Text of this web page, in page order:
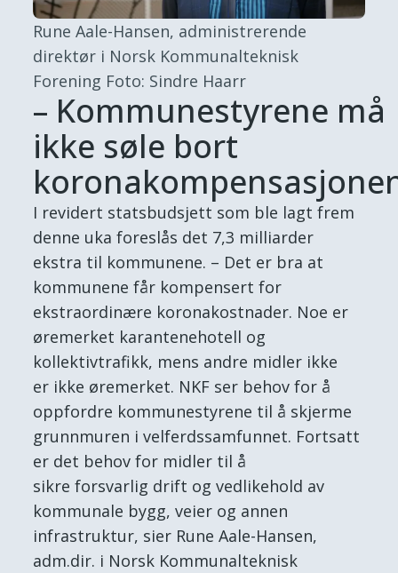
Rune Aale-Hansen, administrerende
direktør i Norsk Kommunalteknisk
Forening Foto: Sindre Haarr
– Kommunestyrene må
ikke søle bort
I revidert statsbudsjett som ble lagt frem
denne uka foreslås det 7,3 milliarder
ekstra til kommunene. – Det er bra at
kommunene får kompensert for
ekstraordinære koronakostnader. Noe er
øremerket karantenehotell og
kollektivtrafikk, mens andre midler ikke
er ikke øremerket. NKF ser behov for å
oppfordre kommunestyrene til å skjerme
grunnmuren i velferdssamfunnet. Fortsatt
er det behov for midler til å
sikre forsvarlig drift og vedlikehold av
kommunale bygg, veier og annen
infrastruktur, sier Rune Aale-Hansen,
adm.dir. i Norsk Kommunalteknisk